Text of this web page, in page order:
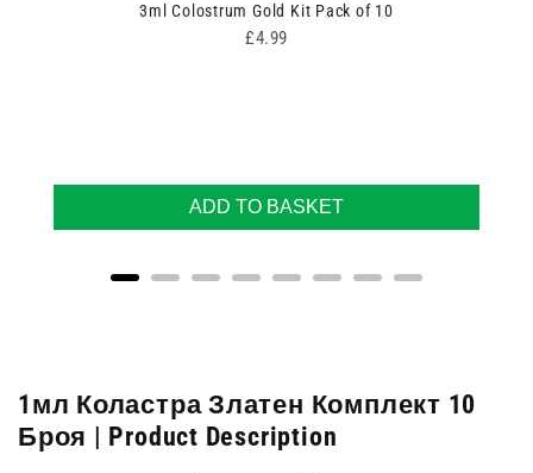
3ml Colostrum Gold Kit Pack of 10
Price
£4.99
ADD TO BASKET
1мл Коластра Златен Комплект 10
Броя | Product Description